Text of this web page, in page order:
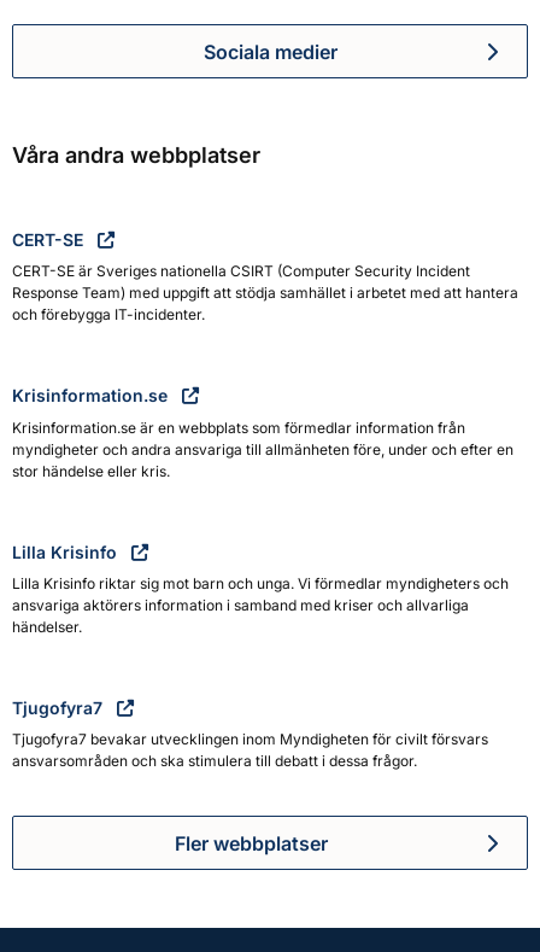
Myndigheten för civilt
Sociala medier
Våra andra webbplatser
CERT-SE
CERT-SE är Sveriges nationella CSIRT (Computer Security Incident
Response Team) med uppgift att stödja samhället i arbetet med att hantera
och förebygga IT-incidenter.
Krisinformation.se
Krisinformation.se är en webbplats som förmedlar information från
myndigheter och andra ansvariga till allmänheten före, under och efter en
stor händelse eller kris.
Lilla Krisinfo
Lilla Krisinfo riktar sig mot barn och unga. Vi förmedlar myndigheters och
ansvariga aktörers information i samband med kriser och allvarliga
händelser.
Tjugofyra7
Tjugofyra7 bevakar utvecklingen inom Myndigheten för civilt försvars
ansvarsområden och ska stimulera till debatt i dessa frågor.
Fler webbplatser